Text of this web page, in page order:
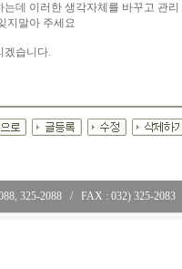
데 이러한 생각자체를 바꾸고 관리
지말아 주세요
겠습니다.
325-2088 / FAX : 032) 325-2083